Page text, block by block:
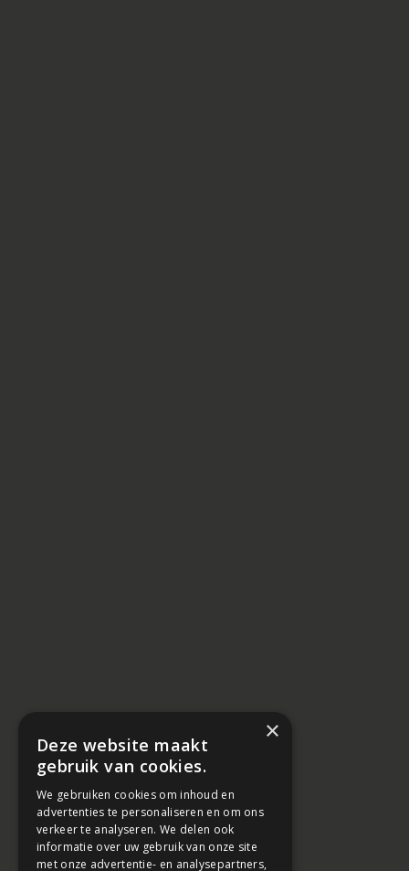
×
Deze website maakt
gebruik van cookies.
We gebruiken cookies om inhoud en
advertenties te personaliseren en om ons
verkeer te analyseren. We delen ook
informatie over uw gebruik van onze site
met onze advertentie- en analysepartners,